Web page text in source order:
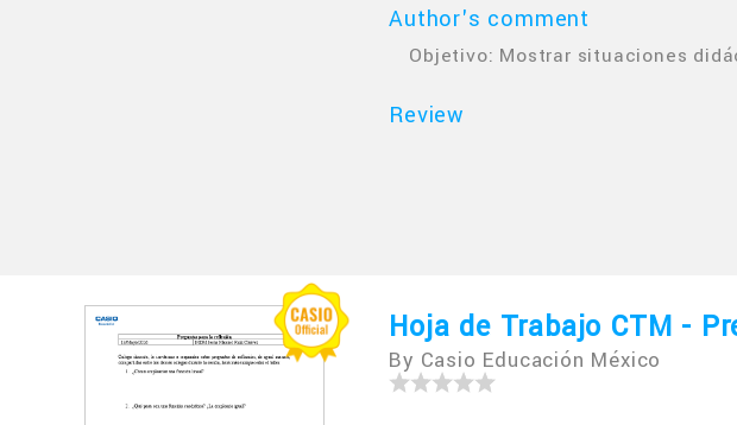
Author's comment
Objetivo: Mostrar situaciones
Review
Hoja de Trabajo CTM -
By Casio Educación México